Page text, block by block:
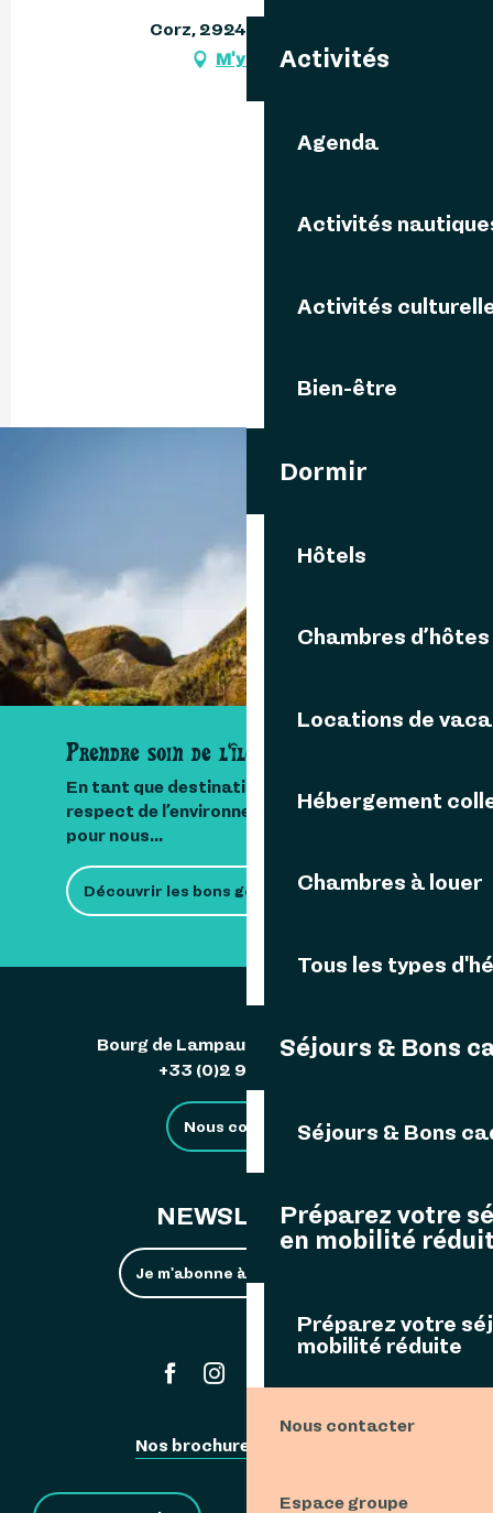
Activités
Agenda
Activités
Activités
Bien-être
Dormir
Hôtels
Chambres d’hôtes
Locations de
Hébergement
Chambres à louer
Tous les types
Séjours & Bons
Séjours & Bons
Préparez votre
en mobilité
Préparez votre
mobilité réduite
Nous contacter
Espace groupe
Corz, 29242 Ouessant
M'y rendre
06 25 46 61▒▒
Contactez-nous
Prendre soin de l'île
En tant que destination insulaire, le
respect de l’environnement est important
pour nous...
Découvrir les bons gestes
Bourg de Lampaul 29242 Ouessant
+33 (0)2 98 48 85 83
Nous contacter
NEWSLETTER
Je m'abonne à la newsletter
Nos brochures